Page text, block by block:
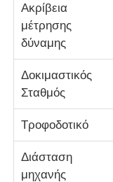
Ακρίβεια
μέτρησης
δύναμης
Δοκιμαστικός
Σταθμός
Τροφοδοτικό
Διάσταση
μηχανής